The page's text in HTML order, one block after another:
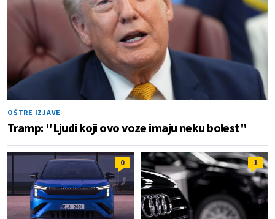
OŠTRE IZJAVE
Tramp: "Ljudi koji ovo voze imaju neku bolest"
0 1